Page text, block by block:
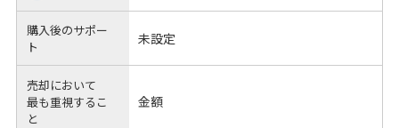
購入後のサポー
ト
未設定
売却において
最も重視するこ
と
金額